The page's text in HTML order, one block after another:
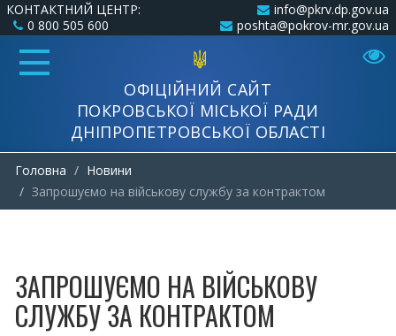
КОНТАКТНИЙ ЦЕНТР:
0 800 505 600
info@pkrv.dp.gov.ua
poshta@pokrov-mr.gov.ua
ОФІЦІЙНИЙ САЙТ
ПОКРОВСЬКОЇ МІСЬКОЇ РАДИ
ДНІПРОПЕТРОВСЬКОЇ ОБЛАСТІ
Головна
Новини
Запрошуємо на військову службу за контрактом
ЗАПРОШУЄМО НА ВІЙСЬКОВУ
СЛУЖБУ ЗА КОНТРАКТОМ